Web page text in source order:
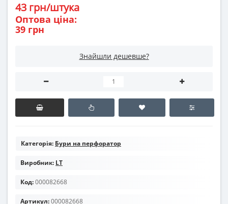
43 грн/штука
Оптова ціна:
39 грн
Знайшли дешевше?
Категорія: Бури на перфоратор
Виробник: LT
Код:000082668
Артикул:000082668